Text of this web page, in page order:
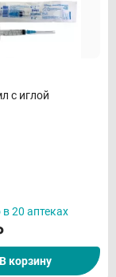
2мл с иглой
20 аптеках
В корзину